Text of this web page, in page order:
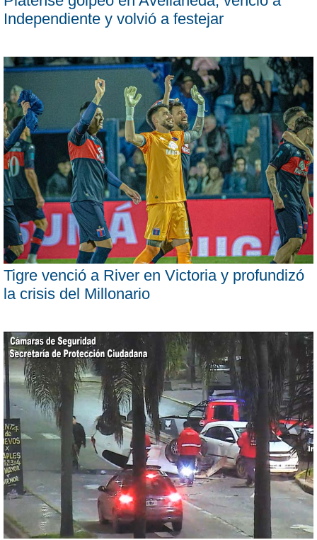
Independiente y volvió a festejar
Tigre venció a River en Victoria y profundizó
la crisis del Millonario